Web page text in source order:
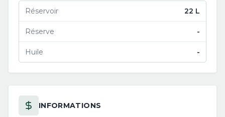
Réservoir 22 L
Réserve -
Huile -
INFORMATIONS